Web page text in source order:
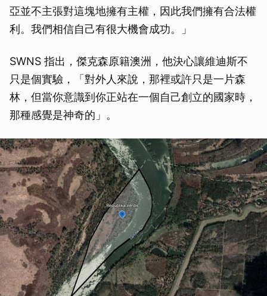
亞並不主張對這塊地擁有主權，因此我們擁有合法權
利。我們相信自己有很大機會成功。」
SWNS 指出，傑克森原籍澳洲，他決心讓維迪斯不
只是個實驗，「對外人來說，那裡或許只是一片森
林，但當你意識到你正站在一個自己創立的國家時，
那種感覺是神奇的」。